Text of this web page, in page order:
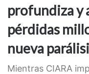
profundiza y
pérdidas
nueva
Mientras CIARA